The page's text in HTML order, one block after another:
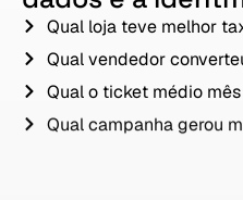
Qual loja teve melhor
Qual vendedor
Qual o ticket médio
Qual campanha gerou